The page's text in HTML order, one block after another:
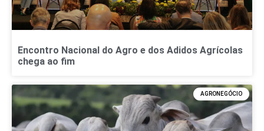
Encontro Nacional do Agro e dos Adidos Agrícolas
chega ao fim
AGRONEGÓCIO